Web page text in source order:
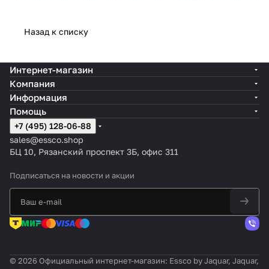
Назад к списку
Интернет-магазин
Компания
Информация
Помощь
+7 (495) 128-06-88
sales@essco.shop
БЦ 10, Рязанский проспект 3Б, офис 311
Подписаться на новости и акции
© 2026 Официальный интернет-магазин: Essco by Jaquar, Jaquar,